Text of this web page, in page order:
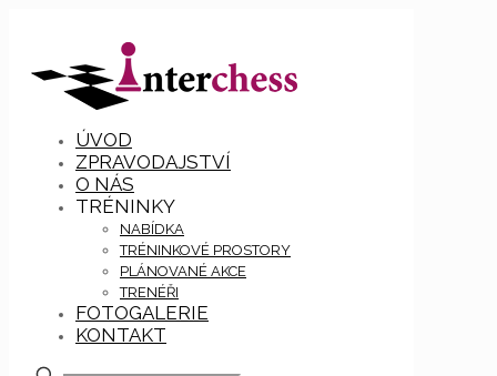
ÚVOD
ZPRAVODAJSTVÍ
O NÁS
TRÉNINKY
NABÍDKA
TRÉNINKOVÉ PROSTORY
PLÁNOVANÉ AKCE
TRENÉŘI
FOTOGALERIE
KONTAKT